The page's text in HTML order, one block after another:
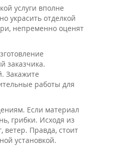
услуги вполне
украсить отделкой
непременно оценят
заказчика.
Закажите
работы для
Если материал
грибки. Исходя из
ветер. Правда, стоит
установкой.